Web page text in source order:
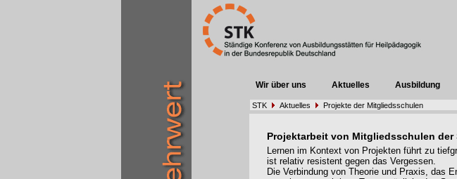
Wir über uns Aktuelles Ausbildung
STK Aktuelles Projekte der Mitgliedsschulen
Projektarbeit von Mitgliedsschulen der
Lernen im Kontext von Projekten führt zu
ist relativ resistent gegen das Vergessen.
Die Verbindung von Theorie und Praxis, das